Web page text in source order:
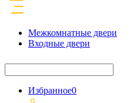
Межкомнатные двери
Входные двери
Избранное0